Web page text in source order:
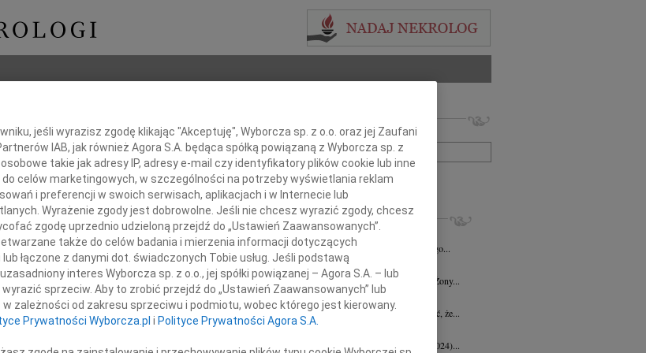
dla mnie chwilach
pozwolili uwierzyć,
Imię i nazwisko lub numer ogłoszenia:
+ szukanie zaawansowane
INNE NEKROLOGI
Witold Halka wiek: 89 21.07.2026
Z wielkim żalem i smutkiem żegnamy naszego...
Jadwiga Czajka 16.07.2026
Panu Andrzejowi Czajce z powodu śmierci Żony...
Adam Borowski
10.07.2026
Z wielkim smutkiem przyjęłyśmy wiadomość, że...
Alina Augustynowicz
Alina Augustynowicz z domu Hinz (1979-2024)...
jeśli wyrazisz zgodę klikając "Akceptuję", Wyborcza sp. z o.o. oraz jej Zaufani
IAB, jak również Agora S.A. będąca spółką powiązaną z Wyborcza sp. z
takie jak adresy IP, adresy e-mail czy identyfikatory plików cookie lub inne
celów marketingowych, w szczególności na potrzeby wyświetlania reklam
i preferencji w swoich serwisach, aplikacjach i w Internecie lub
Wyrażenie zgody jest dobrowolne. Jeśli nie chcesz wyrazić zgody, chcesz
zgodę uprzednio udzieloną przejdź do „Ustawień Zaawansowanych”.
także do celów badania i mierzenia informacji dotyczących
łączone z danymi dot. świadczonych Tobie usług. Jeśli podstawą
interes Wyborcza sp. z o.o., jej spółki powiązanej – Agora S.A. – lub
sprzeciw. Aby to zrobić przejdź do „Ustawień Zaawansowanych” lub
zależności od zakresu sprzeciwu i podmiotu, wobec którego jest kierowany.
Prywatności Wyborcza.pl i Polityce Prywatności Agora S.A.